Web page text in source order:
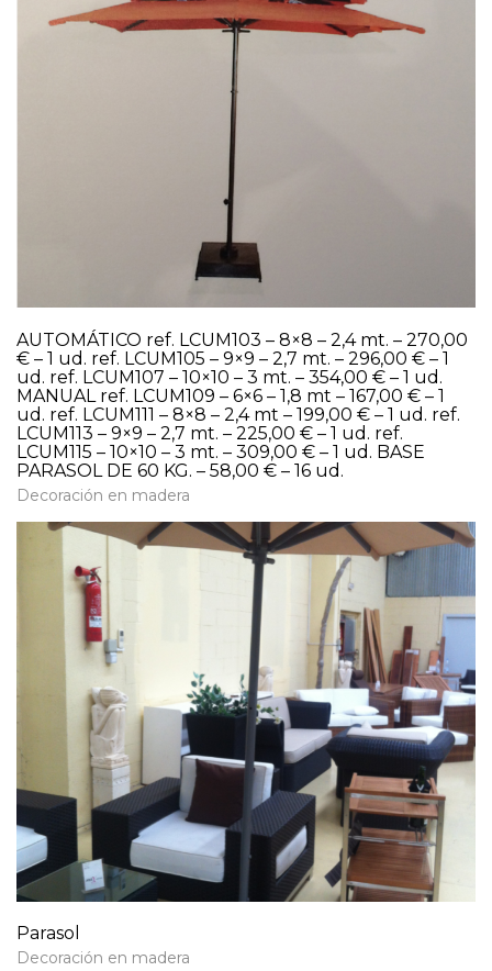
AUTOMÁTICO ref. LCUM103 – 8×8 – 2,4 mt. – 270,00
€ – 1 ud. ref. LCUM105 – 9×9 – 2,7 mt. – 296,00 € – 1
ud. ref. LCUM107 – 10×10 – 3 mt. – 354,00 € – 1 ud.
MANUAL ref. LCUM109 – 6×6 – 1,8 mt – 167,00 € – 1
ud. ref. LCUM111 – 8×8 – 2,4 mt – 199,00 € – 1 ud. ref.
LCUM113 – 9×9 – 2,7 mt. – 225,00 € – 1 ud. ref.
LCUM115 – 10×10 – 3 mt. – 309,00 € – 1 ud. BASE
PARASOL DE 60 KG. – 58,00 € – 16 ud.
Decoración en madera
Parasol
Decoración en madera